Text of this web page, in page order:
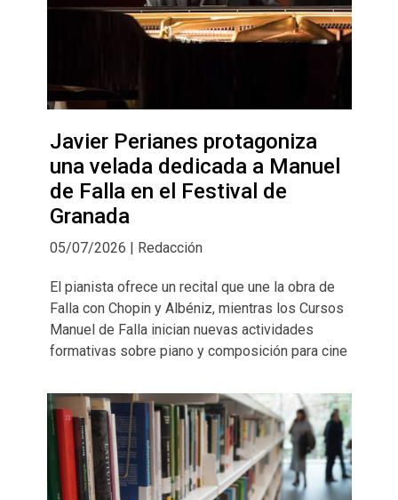
Javier Perianes protagoniza
una velada dedicada a Manuel
de Falla en el Festival de
Granada
05/07/2026 | Redacción
El pianista ofrece un recital que une la obra de
Falla con Chopin y Albéniz, mientras los Cursos
Manuel de Falla inician nuevas actividades
formativas sobre piano y composición para cine